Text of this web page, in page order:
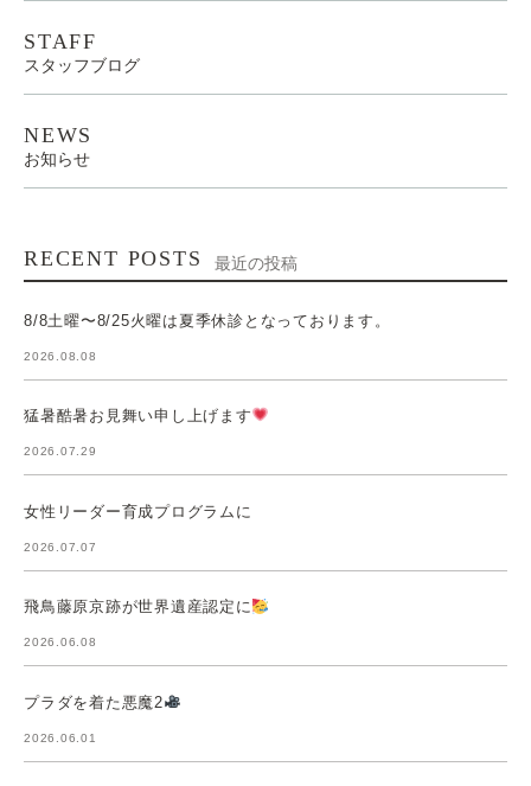
STAFF
スタッフブログ
NEWS
お知らせ
RECENT POSTS 最近の投稿
8/8土曜〜8/25火曜は夏季休診となっております。
2026.08.08
猛暑酷暑お見舞い申し上げます
2026.07.29
女性リーダー育成プログラムに
2026.07.07
飛鳥藤原京跡が世界遺産認定に
2026.06.08
プラダを着た悪魔2
2026.06.01